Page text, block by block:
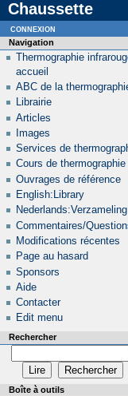
Chaussette
Navigation
Thermographie
accueil
ABC de la
Librairie
Articles
Images
Services de
Cours de thermographie
Ouvrages de référence
English:Library
Nederlands:Verzameling
Commentaires/
Modifications récentes
Page au hasard
Sponsors
Aide
Contacter
Edit menu
Rechercher
Boîte à outils
connexion